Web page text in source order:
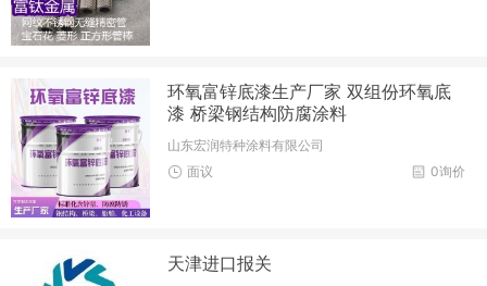
环氧富锌底漆生产厂家 双组份环氧底
漆 桥梁钢结构防腐涂料
山东宏润特种涂料有限公司
0询价
面议
天津进口报关